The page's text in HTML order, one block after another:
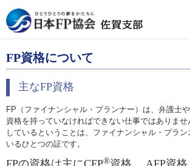
FP資格について
主なFP資格
FP（ファイナンシャル・プランナー）は、弁護士
資格を持っていなければできない仕事ではありま
しているということは、ファイナンシャル・プラ
いるひとつの証です。
FPの資格は主にCFP®資格 、AFP資